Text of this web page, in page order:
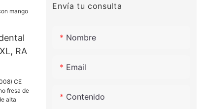
RA
Envía tu consulta
Nombre
Email
Contenido